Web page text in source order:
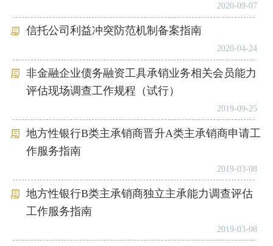
2020-09-07
信托公司利益冲突防范机制备案指南
2020-04-24
非金融企业债务融资工具承销业务相关会员能力
评估现场调查工作规程（试行）
2019-09-25
地方性银行B类主承销商晋升A类主承销商申请工
作服务指南
2019-03-08
地方性银行B类主承销商独立主承能力调查评估
工作服务指南
2019-03-08